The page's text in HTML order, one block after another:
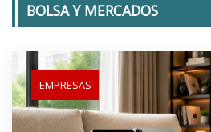
BOLSA Y MERCADOS
EMPRESAS